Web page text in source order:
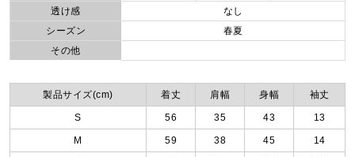
透け感
なし
シーズン
春夏
その他
製品サイズ(cm) 着丈 肩幅 身幅 袖丈
S 56 35 43 13
M 59 38 45 14